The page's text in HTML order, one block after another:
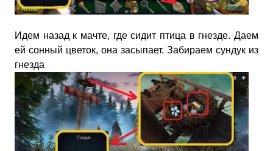
Идем назад к мачте, где сидит птица в гнезде. Даем
ей сонный цветок, она засыпает. Забираем сундук из
гнезда